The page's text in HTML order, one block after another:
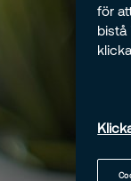
för
bistå